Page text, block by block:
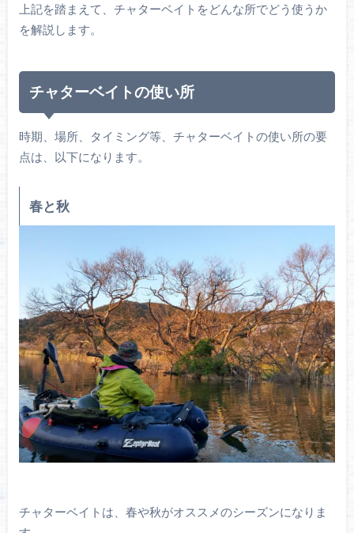
上記を踏まえて、チャターベイトをどんな所でどう使うか
を解説します。
チャターベイトの使い所
時期、場所、タイミング等、チャターベイトの使い所の要
点は、以下になります。
春と秋
チャターベイトは、春や秋がオススメのシーズンになりま